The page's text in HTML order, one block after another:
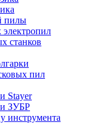
пилы
электропил
станков
пил
Stayer
ЗУБР
инструмента